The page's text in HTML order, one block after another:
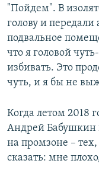
"Пойдем". В
голову и
подвальное
что я головой
избивать. Это
чуть, и я бы не
Когда летом 2018
Андрей Бабушкин
на промзоне –
сказать: мне